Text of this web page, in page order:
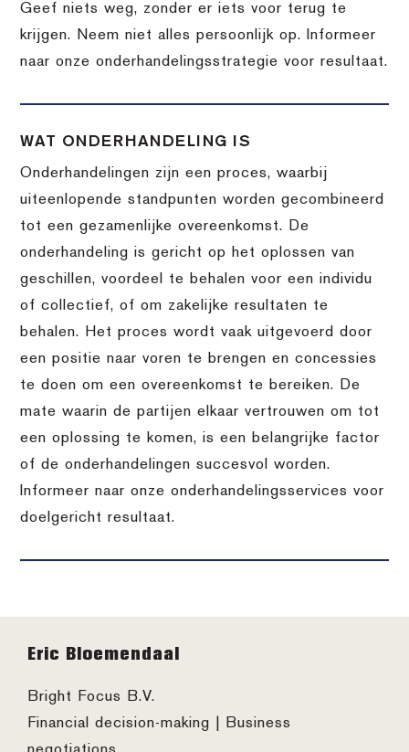
Geef niets weg, zonder er iets voor terug te
krijgen. Neem niet alles persoonlijk op. Informeer
naar onze onderhandelingsstrategie voor resultaat.
WAT ONDERHANDELING IS
Onderhandelingen zijn een proces, waarbij
uiteenlopende standpunten worden gecombineerd
tot een gezamenlijke overeenkomst. De
onderhandeling is gericht op het oplossen van
geschillen, voordeel te behalen voor een individu
of collectief, of om zakelijke resultaten te
behalen. Het proces wordt vaak uitgevoerd door
een positie naar voren te brengen en concessies
te doen om een overeenkomst te bereiken. De
mate waarin de partijen elkaar vertrouwen om tot
een oplossing te komen, is een belangrijke factor
of de onderhandelingen succesvol worden.
Informeer naar onze onderhandelingsservices voor
doelgericht resultaat.
Footer
Eric Bloemendaal
Bright Focus B.V.
Financial decision-making | Business